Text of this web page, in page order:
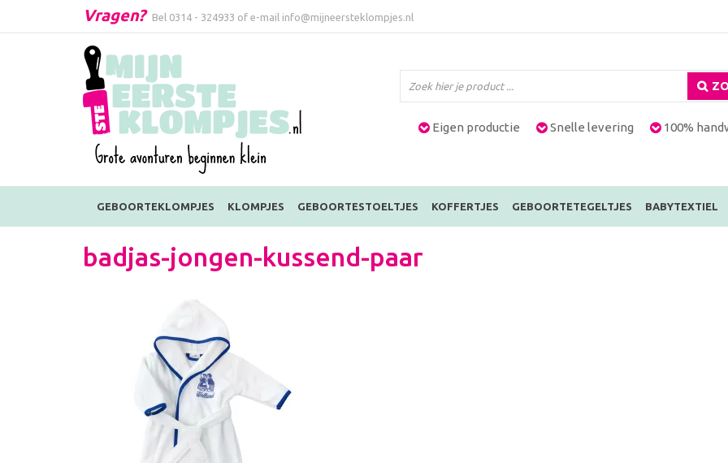
Vragen? Bel 0314 - 324933 of e-mail info@mijneersteklompjes.nl
Eigen productie Snelle levering 100%
GEBOORTEKLOMPJES KLOMPJES GEBOORTESTOELTJES KOFFERTJES GEBOORTETEGELTJES BABYTEXTIEL
badjas-jongen-kussend-paar